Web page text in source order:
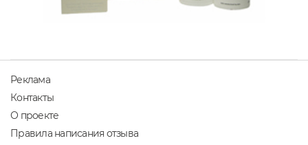
Реклама
Контакты
О проекте
Правила написания отзыва